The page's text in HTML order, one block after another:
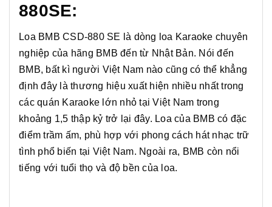
880SE:
Loa BMB CSD-880 SE là dòng loa Karaoke chuyên
nghiệp của hãng BMB đến từ Nhật Bản. Nói đến
BMB, bất kì người Việt Nam nào cũng có thể khẳng
định đây là thương hiệu xuất hiện nhiều nhất trong
các quán Karaoke lớn nhỏ tại Việt Nam trong
khoảng 1,5 thập kỷ trở lại đây. Loa của BMB có đặc
điểm trầm ấm, phù hợp với phong cách hát nhạc trữ
tình phổ biến tại Việt Nam. Ngoài ra, BMB còn nổi
tiếng với tuổi thọ và độ bền của loa.